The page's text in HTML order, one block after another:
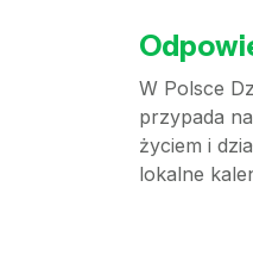
W Polsce
przypada
życiem i
lokalne